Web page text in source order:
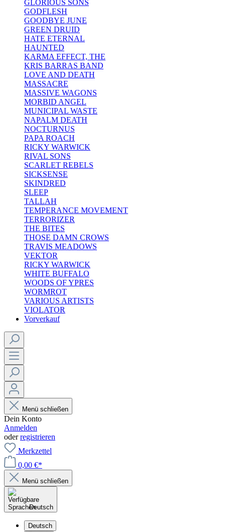
GLORIOUS SONS
GODFLESH
GOODBYE JUNE
GREEN DRUID
HATE ETERNAL
HAUNTED
KARMA EFFECT, THE
KRIS BARRAS BAND
LOVE AND DEATH
MASSACRE
MASSIVE WAGONS
MORBID ANGEL
MUNICIPAL WASTE
NAPALM DEATH
NOCTURNUS
PAPA ROACH
RICKY WARWICK
RIVAL SONS
SCARLET REBELS
SICKSENSE
SKINDRED
SLEEP
TALLAH
TEMPERANCE MOVEMENT
TERRORIZER
THE BITES
THOSE DAMN CROWS
TRAVIS MEADOWS
VEKTOR
RICKY WARWICK
WHITE BUFFALO
WOODS OF YPRES
WORMROT
VARIOUS ARTISTS
VIOLATOR
Vorverkauf
Menü schließen
Dein Konto
Anmelden
oderregistrieren
Merkzettel
0,00 €*
Menü schließen
Deutsch
Deutsch